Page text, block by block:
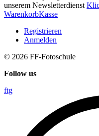
unserem Newsletterdienst
WarenkorbKasse
Registrieren
Anmelden
© 2026 FF-Fotoschule
Follow us
ftg